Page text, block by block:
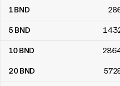
Tabela przeliczeń dolara
1BND
5 BND
10 BND
20 BND